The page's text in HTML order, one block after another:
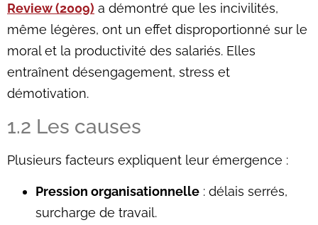
Review (2009) a démontré que les incivilités,
même légères, ont un effet disproportionné sur le
moral et la productivité des salariés. Elles
entraînent désengagement, stress et
démotivation.
1.2 Les causes
Plusieurs facteurs expliquent leur émergence :
Pression organisationnelle : délais serrés,
surcharge de travail.